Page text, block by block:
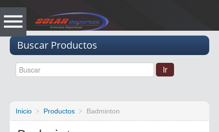
Buscar Productos
Inicio Productos Badminton